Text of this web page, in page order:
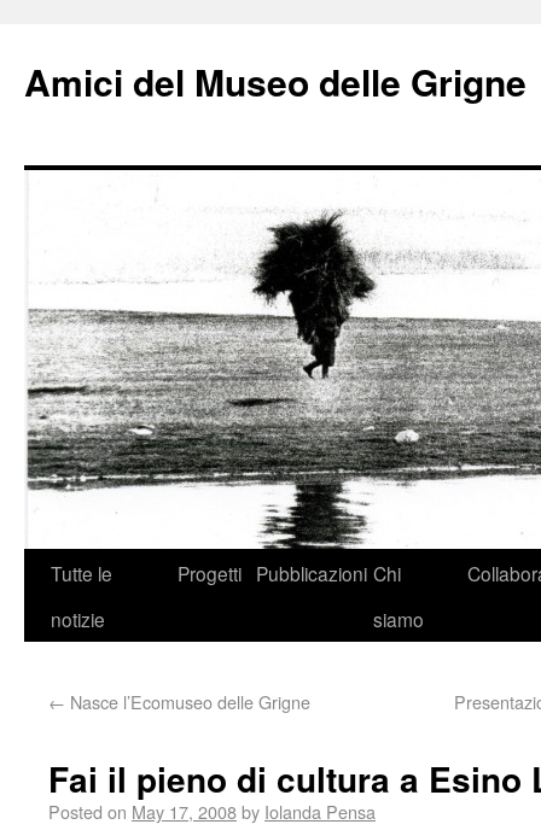
Amici del Museo delle Grigne
Tutte le
notizie
Progetti Pubblicazioni Chi
siamo
← Nasce l’Ecomuseo delle Grigne
Fai il pieno di cultura a Esino
Posted on May 17, 2008by Iolanda Pensa